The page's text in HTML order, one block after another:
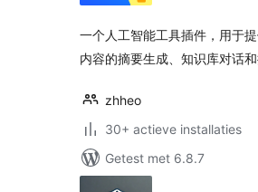
一个人工智能工具插件，用于
内容的摘要生成、知识库对话和
zhheo
30+ actieve installaties
Getest met 6.8.7